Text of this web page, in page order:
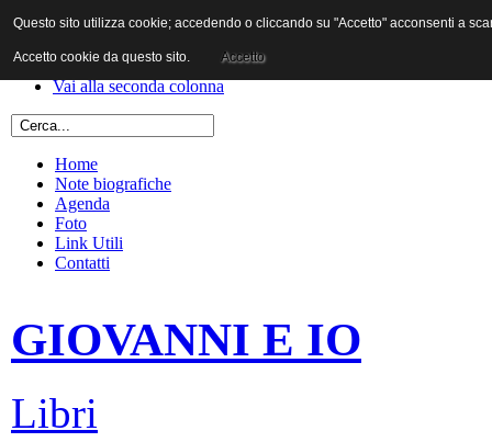
Vai al contenuto
Vai alla prima colonna
Vai alla seconda colonna
Home
Note biografiche
Agenda
Foto
Link Utili
Contatti
GIOVANNI E IO
Libri
Questo sito utilizza cookie; accedendo o cliccando su "Accetto" acconsenti a
Accetto cookie da questo sito. Accetto